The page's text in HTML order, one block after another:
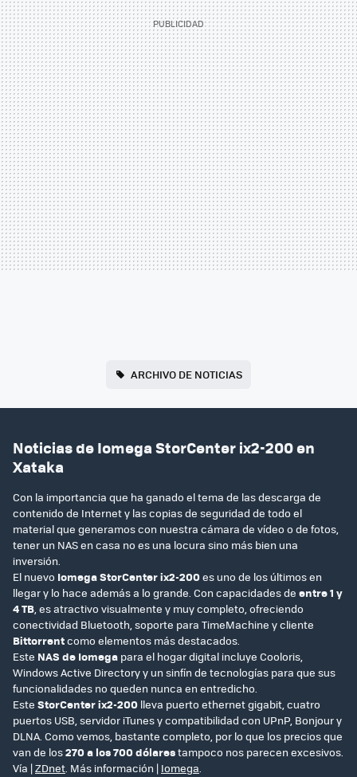
ARCHIVO DE NOTICIAS
Noticias de Iomega StorCenter ix2-200 en
Xataka
Con la importancia que ha ganado el tema de las descarga de
contenido de Internet y las copias de seguridad de todo el
material que generamos con nuestra cámara de vídeo o de fotos,
tener un NAS en casa no es una locura sino más bien una
inversión.
El nuevo Iomega StorCenter ix2-200es uno de los últimos en
llegar y lo hace además a lo grande. Con capacidades de entre 1 y
4 TB, es atractivo visualmente y muy completo, ofreciendo
conectividad Bluetooth, soporte para TimeMachine y cliente
Bittorrentcomo elementos más destacados.
Este NAS de Iomega para el hogar digital incluye Cooloris,
Windows Active Directory y un sinfín de tecnologías para que sus
funcionalidades no queden nunca en entredicho.
Este StorCenter ix2-200 lleva puerto ethernet gigabit, cuatro
puertos USB, servidor iTunes y compatibilidad con UPnP, Bonjour y
DLNA. Como vemos, bastante completo, por lo que los precios que
van de los270 a los 700 dólarestampoco nos parecen excesivos.
Vía |ZDnet. Más información | Iomega.